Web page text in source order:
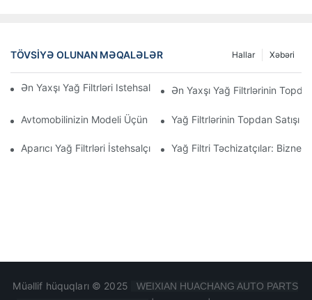
TÖVSIYƏ OLUNAN MƏQALƏLƏR Xəbəri
Hallar
Ən Yaxşı Yağ Filtrləri Istehsal Edən Şirkətlər: Hərtərəfli Baxış
Ən Yaxşı Yağ Filtrlərinin
Avtomobilinizin Modeli Üçün Düzgün Yağ Filtrinin Seçilməsi:
Yağ Filtrlərinin Topdan Satışı
Aparıcı Yağ Filtrləri İstehsalçılarına Və Onların İnnovasiyalarına
Yağ Filtri Təchizatçılar:
Müəllif hüquqları © 2025
WEIXIAN HUACHANG AUTO PARTS